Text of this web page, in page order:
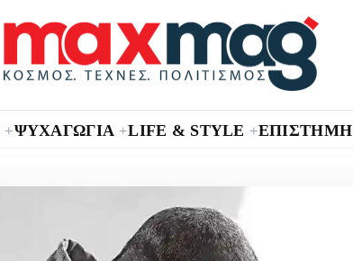
+ΨΥΧΑΓΩΓΙΑ +LIFE & STYLE +ΕΠΙΣΤΗΜΗ